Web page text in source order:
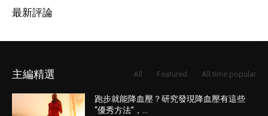
最新評論
主編精選 All Featured All time popular
跑步就能降血壓？研究發現降血壓有這些
“優秀方法”，...